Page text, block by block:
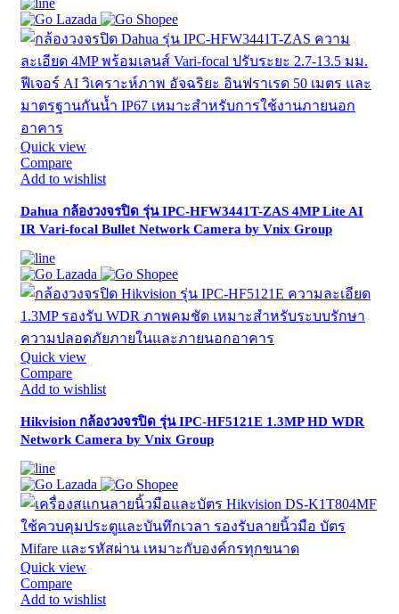
Quick view
Compare
Add to wishlist
Dahua กล้องวงจรปิด รุ่น IPC-HFW3441T-ZAS 4MP Lite AI
IR Vari-focal Bullet Network Camera by Vnix Group
Quick view
Compare
Add to wishlist
Hikvision กล้องวงจรปิด รุ่น IPC-HF5121E 1.3MP HD WDR
Network Camera by Vnix Group
Quick view
Compare
Add to wishlist